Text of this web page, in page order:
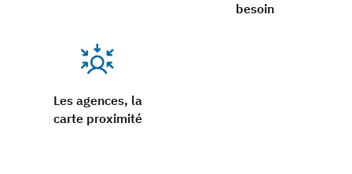
besoin
Les agences, la
carte proximité